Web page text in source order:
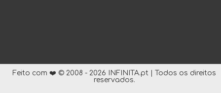
Feito com ❤️ © 2008 - 2026 INFINITA.pt | Todos os direitos
reservados.